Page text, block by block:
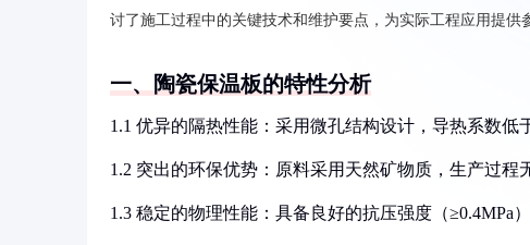
讨了施工过程中的关键技术和维护要点，为实际工程应用提供
一、陶瓷保温板的特性分析
1.1 优异的隔热性能：采用微孔结构设计，导热系数低
1.2 突出的环保优势：原料采用天然矿物质，生产过程
1.3 稳定的物理性能：具备良好的抗压强度（≥0.4MPa